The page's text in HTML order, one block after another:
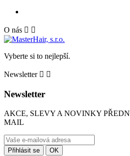
O nás  
Vyberte si to nejlepší.
Newsletter  
Newsletter
AKCE, SLEVY A NOVINKY
MAIL